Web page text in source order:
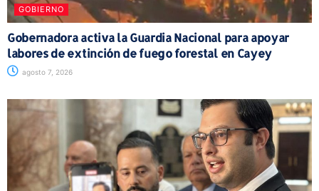
GOBIERNO
Gobernadora activa la Guardia Nacional para apoyar
labores de extinción de fuego forestal en Cayey
agosto 7, 2026